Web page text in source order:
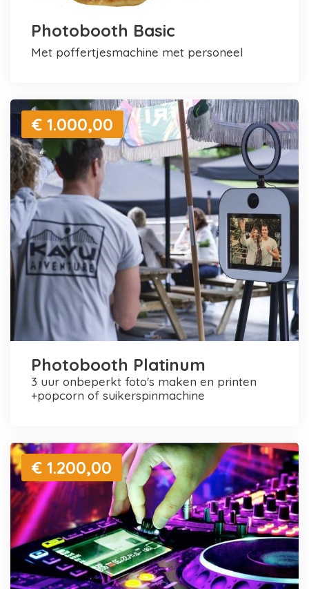
Photobooth Basic
met poffertjesmachine met personeel
€ 1.000,00
Photobooth Platinum
3 uur onbeperkt foto's maken en printen
+popcorn of suikerspinmachine
€ 1.200,00